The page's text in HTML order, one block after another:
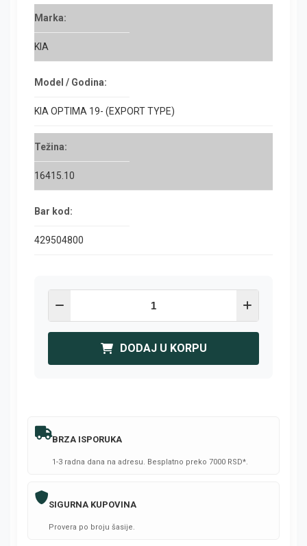
Marka:
KIA
Model / Godina:
KIA OPTIMA 19- (EXPORT TYPE)
Težina:
16415.10
Bar kod:
429504800
DODAJ U KORPU
BRZA ISPORUKA
1-3 radna dana na adresu. Besplatno preko 7000 RSD*.
SIGURNA KUPOVINA
Provera po broju šasije.